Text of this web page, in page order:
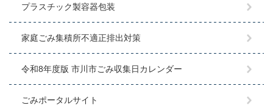
プラスチック製容器包装
家庭ごみ集積所不適正排出対策
令和8年度版 市川市ごみ収集日カレンダー
ごみポータルサイト